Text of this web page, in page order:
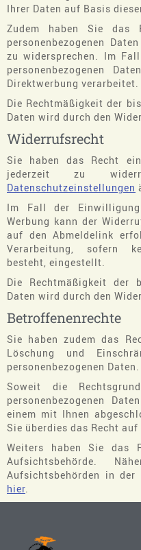
Ihrer Daten auf Basis
Zudem haben Sie das
personenbezogenen
zu widersprechen. Im
personenbezogenen
Direktwerbung verarbeitet.
Die Rechtmäßigkeit der
Daten wird durch den
Widerrufsrecht
Sie haben das Recht
jederzeit zu
Datenschutzeinstellungen
Im Fall der
Werbung kann der
auf den Abmeldelink
Verarbeitung, sofern
besteht, eingestellt.
Die Rechtmäßigkeit der
Daten wird durch den
Betroffenenrechte
Sie haben zudem das
Löschung und
personenbezogenen Daten.
Soweit die
personenbezogenen
einem mit Ihnen
Sie überdies das Recht
Weiters haben Sie das
Aufsichtsbehörde.
Aufsichtsbehörden in der
hier.